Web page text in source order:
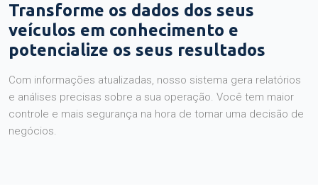
Transforme os dados dos seus
veículos em conhecimento e
potencialize os seus resultados
Com informações atualizadas, nosso sistema gera relatórios
e análises precisas sobre a sua operação. Você tem maior
controle e mais segurança na hora de tomar uma decisão de
negócios.